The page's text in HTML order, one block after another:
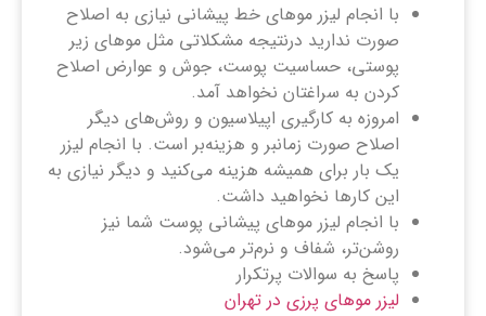
با انجام لیزر موهای خط پیشانی نیازی به اصلاح
صورت ندارید درنتیجه مشکلاتی مثل موهای زیر
پوستی، حساسیت پوست، جوش و عوارض اصلاح
کردن به سراغتان نخواهد آمد.
امروزه به کارگیری اپیلاسیون و روش‌های دیگر
اصلاح صورت زمانبر و هزینه‌بر است. با انجام لیزر
یک بار برای همیشه هزینه می‌کنید و دیگر نیازی به
این کارها نخواهید داشت.
با انجام لیزر موهای پیشانی پوست شما نیز
روشن‌تر، شفاف و نرم‌تر می‌شود.
پاسخ به سوالات پرتکرار
لیزر موهای پرزی در تهران